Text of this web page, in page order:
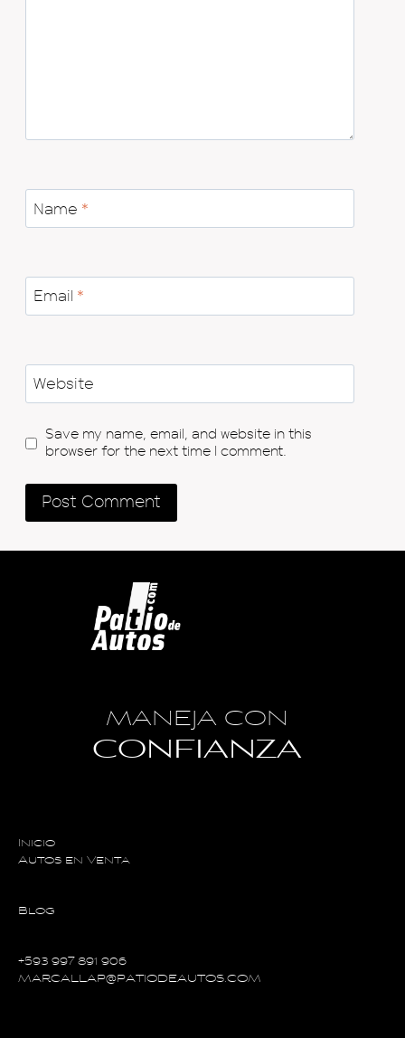
Name *
Email *
Website
Save my name, email, and website in this
browser for the next time I comment.
MANEJA CON
CONFIANZA
Inicio
Autos en Venta
Blog
+593 997 891 906
MARCALLAP@PATIODEAUTOS.COM